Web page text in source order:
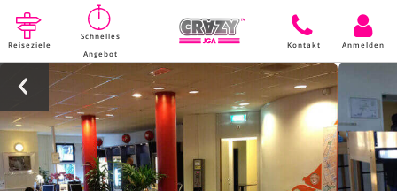
Reiseziele
Schnelles
Angebot
Kontakt Anmelden